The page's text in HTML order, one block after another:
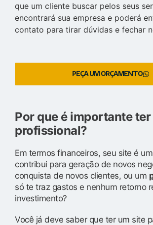
que um cliente buscar pelos seus
encontrará sua empresa e poderá
contato para tirar dúvidas e fechar
PEÇA UM ORÇAMENTO
Por que é importante
profissional?
Em termos financeiros, seu site é um
contribui para geração de novos
conquista de novos clientes, ou um
só te traz gastos e nenhum retorno
investimento?
Você já deve saber que ter um site